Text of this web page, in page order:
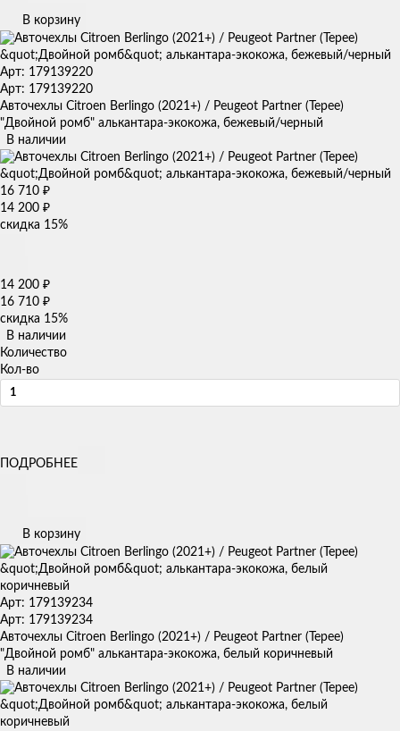
В корзину
Арт: 179139220
Арт: 179139220
Авточехлы Citroen Berlingo (2021+) / Peugeot Partner (Tepee)
"Двойной ромб" алькантара-экокожа, бежевый/черный
В наличии
16 710 ₽
14 200 ₽
скидка 15%
14 200 ₽
16 710 ₽
скидка 15%
В наличии
Количество
Кол-во
ПОДРОБНЕЕ
В корзину
Арт: 179139234
Арт: 179139234
Авточехлы Citroen Berlingo (2021+) / Peugeot Partner (Tepee)
"Двойной ромб" алькантара-экокожа, белый коричневый
В наличии